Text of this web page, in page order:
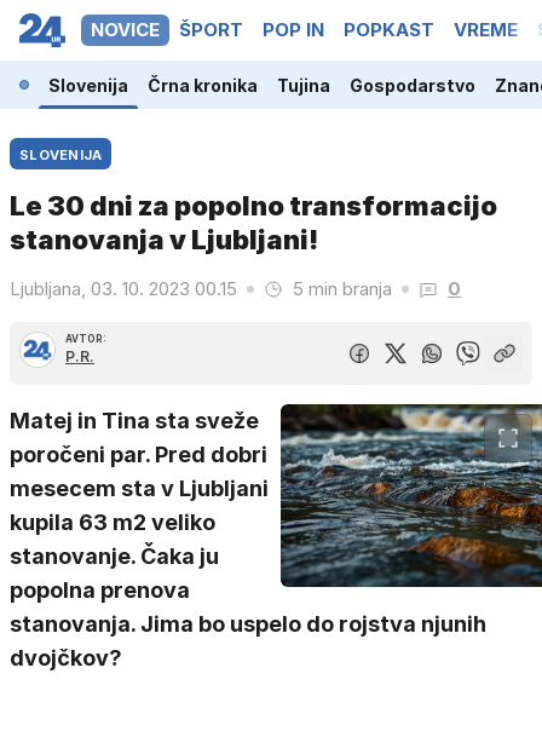
NOVICE ŠPORT POP IN POPKAST VREME
Slovenija Črna kronika Tujina Gospodarstvo
SLOVENIJA
Le 30 dni za popolno transformacijo
stanovanja v Ljubljani!
Ljubljana, 03. 10. 2023 00.15 5 min branja 0
AVTOR:
P.R.
Matej in Tina sta sveže
poročeni par. Pred dobri
mesecem sta v Ljubljani
kupila 63 m2 veliko
stanovanje. Čaka ju
popolna prenova
stanovanja. Jima bo uspelo do rojstva njunih
dvojčkov?